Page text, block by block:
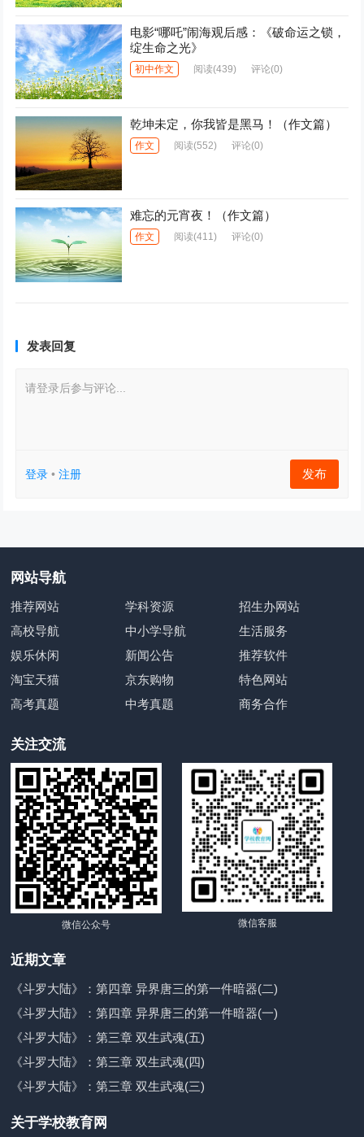
电影“哪吒”闹海观后感：《破命运之锁，
绽生命之光》
初中作文 阅读(439) 评论(0)
乾坤未定，你我皆是黑马！（作文篇）
作文 阅读(552) 评论(0)
难忘的元宵夜！（作文篇）
作文 阅读(411) 评论(0)
发表回复
请登录后参与评论...
登录 •注册 发布
网站导航
推荐网站 学科资源
招生办网站
高校导航
中小学导航
生活服务
娱乐休闲
新闻公告
推荐软件
淘宝天猫
京东购物
特色网站
高考真题
中考真题 商务合作
关注交流
微信公众号 微信客服
近期文章
《斗罗大陆》：第四章 异界唐三的第一件暗器(二)
《斗罗大陆》：第四章 异界唐三的第一件暗器(一)
《斗罗大陆》：第三章 双生武魂(五)
《斗罗大陆》：第三章 双生武魂(四)
《斗罗大陆》：第三章 双生武魂(三)
关于学校教育网